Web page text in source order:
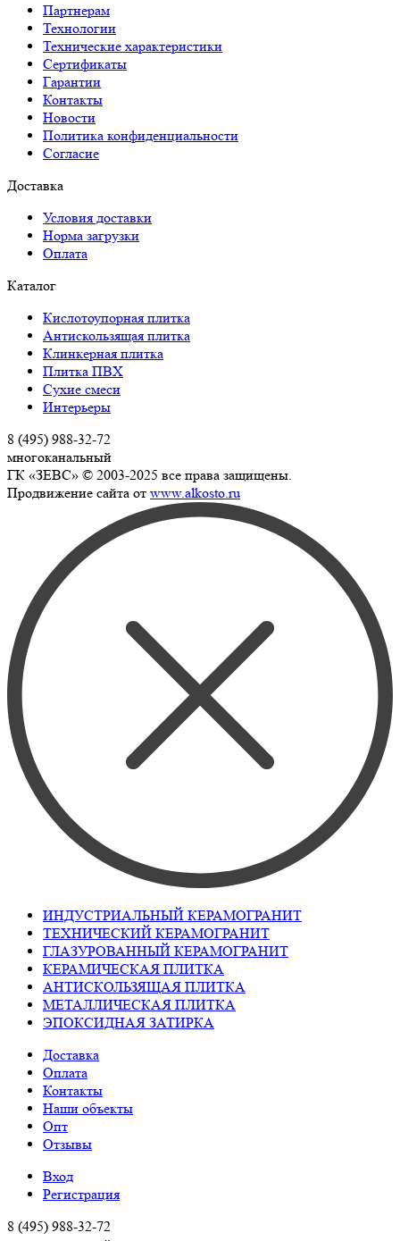
Партнерам
Технологии
Технические характеристики
Сертификаты
Гарантии
Контакты
Новости
Политика конфиденциальности
Согласие
Доставка
Условия доставки
Норма загрузки
Оплата
Каталог
Кислотоупорная плитка
Антискользящая плитка
Клинкерная плитка
Плитка ПВХ
Сухие смеси
Интерьеры
8 (495) 988-32-72
многоканальный
ГК «ЗЕВС» © 2003-2025 все права защищены.
Продвижение сайта от www.alkosto.ru
ИНДУСТРИАЛЬНЫЙ КЕРАМОГРАНИТ
ТЕХНИЧЕСКИЙ КЕРАМОГРАНИТ
ГЛАЗУРОВАННЫЙ КЕРАМОГРАНИТ
КЕРАМИЧЕСКАЯ ПЛИТКА
АНТИСКОЛЬЗЯЩАЯ ПЛИТКА
МЕТАЛЛИЧЕСКАЯ ПЛИТКА
ЭПОКСИДНАЯ ЗАТИРКА
Доставка
Оплата
Контакты
Наши объекты
Опт
Отзывы
Вход
Регистрация
8 (495) 988-32-72